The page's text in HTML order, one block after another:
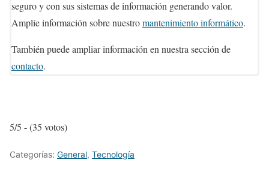
seguro y con sus sistemas de información generando valor.
Amplíe información sobre nuestromantenimiento informático.
También puede ampliar información en nuestra sección de
contacto.
5/5 - (35 votos)
Categorías: General, Tecnología